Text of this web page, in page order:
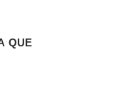
QUE